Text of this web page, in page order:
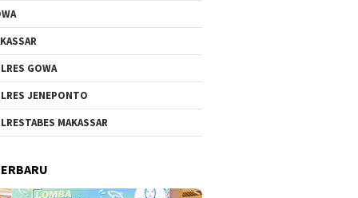
GOWA
JENEPONTO
MAKASSAR